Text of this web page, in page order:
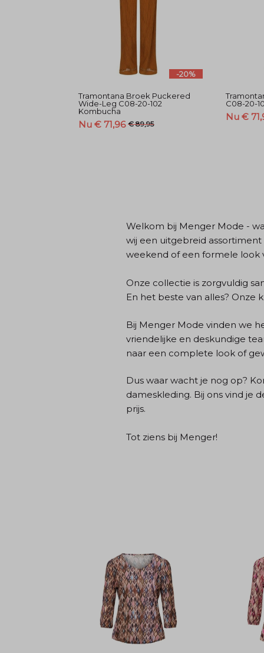
-20%
Tramontana Broek Puckered
Wide-Leg C08-20-102
Kombucha
Nu € 71,96 € 89,95
C08-20-
Nu €
Welkom bij Menger Mode -
wij een uitgebreid
weekend of een formele look
Onze collectie is zorgvuldig
En het beste van alles? Onze
Bij Menger Mode vinden we
vriendelijke en deskundige
naar een complete look of
Dus waar wacht je nog op?
dameskleding. Bij ons vind je
prijs.
Tot ziens bij Menger!